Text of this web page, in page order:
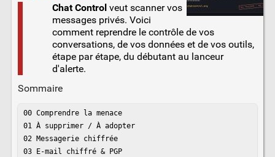
Chat Controlveut scanner vos
messages privés. Voici
comment reprendre le contrôle de vos
conversations, de vos données et de vos outils,
étape par étape, du débutant au lanceur
d'alerte.
Sommaire
00 Comprendre la menace
01 À supprimer / À adopter
02 Messagerie chiffrée
03 E-mail chiffré & PGP